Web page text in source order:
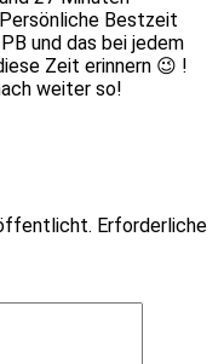
Bestzeit
und das bei jedem
Zeit erinnern 😉 !
weiter so!
Erforderliche